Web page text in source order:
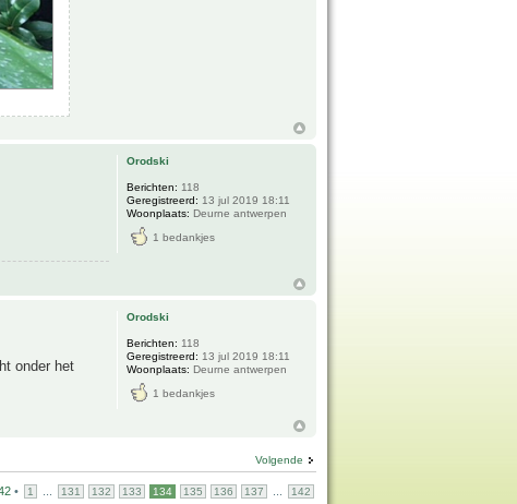
Orodski
Berichten: 118
Geregistreerd: 13 jul 2019 18:11
Woonplaats: Deurne antwerpen
1 bedankjes
onder het
Orodski
Berichten: 118
Geregistreerd: 13 jul 2019 18:11
Woonplaats: Deurne antwerpen
1 bedankjes
Volgende
• 1 131 132 133 134 135 136 137 142